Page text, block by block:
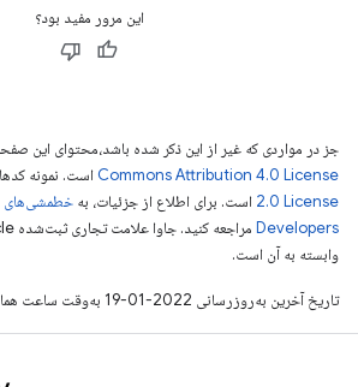
این مرور مفید بود؟
جز در مواردی که غیر از این ذکر شده باشد،‌محتوای این
Commons Attribution 4.0 License است. نمونه
2.0 License است. برای اطلاع از جزئیات، به
Developers‏
وابسته به آن است.
تاریخ آخرین به‌روزرسانی 2022-01-19 به‌وقت ساعت هماهنگ جهانی.